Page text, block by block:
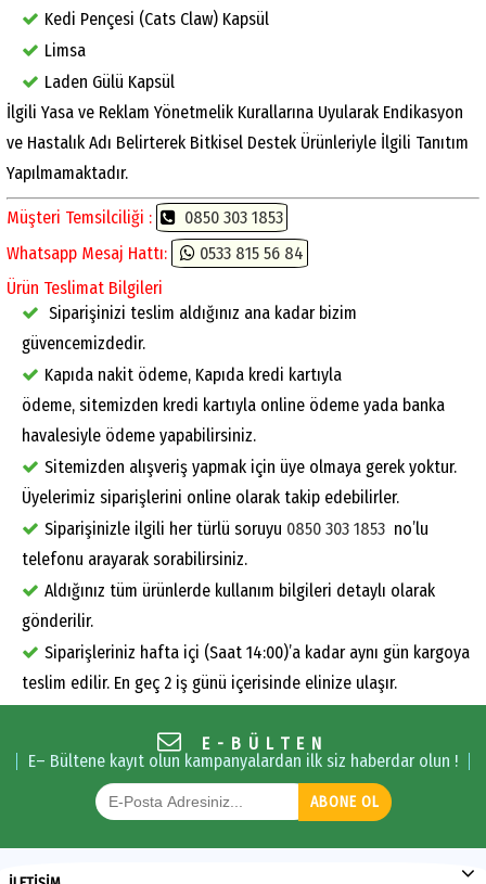
Kedi Pençesi (Cats Claw) Kapsül
Limsa
Laden Gülü Kapsül
İlgili Yasa ve Reklam Yönetmelik Kurallarına Uyularak Endikasyon
ve Hastalık Adı Belirterek Bitkisel Destek Ürünleriyle İlgili Tanıtım
Yapılmamaktadır.
Müşteri Temsilciliği :
0850 303 1853
Whatsapp Mesaj Hattı:
0533 815 56 84
Ürün Teslimat Bilgileri
Siparişinizi teslim aldığınız ana kadar bizim
güvencemizdedir.
Kapıda nakit ödeme, Kapıda kredi kartıyla
ödeme, sitemizden kredi kartıyla online ödeme yada banka
havalesiyle ödeme yapabilirsiniz.
Sitemizden alışveriş yapmak için üye olmaya gerek yoktur.
Üyelerimiz siparişlerini online olarak takip edebilirler.
Siparişinizle ilgili her türlü soruyu 0850 303 1853 no’lu
telefonu arayarak sorabilirsiniz.
Aldığınız tüm ürünlerde kullanım bilgileri detaylı olarak
gönderilir.
Siparişleriniz hafta içi (Saat 14:00)’a kadar aynı gün kargoya
teslim edilir. En geç 2 iş günü içerisinde elinize ulaşır.
E-BÜLTEN
E– Bültene kayıt olun kampanyalardan ilk siz haberdar olun !
ABONE OL